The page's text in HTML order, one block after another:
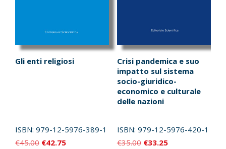
Gli enti religiosi
ISBN: 979-12-5976-389-1
€45.00 Il
€42.75Il
Crisi pandemica e suo
impatto sul sistema
socio-giuridico-
economico e culturale
delle nazioni
ISBN: 979-12-5976-420-1
€35.00 Il
€33.25Il